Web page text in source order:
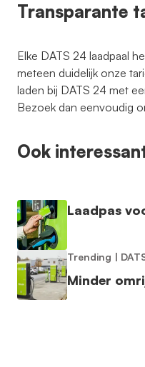
Transparante
Elke DATS 24 laadpaal
meteen duidelijk onze
laden bij DATS 24 met
Bezoek dan eenvoudig
Ook
Laadpas
Trending |
Minder